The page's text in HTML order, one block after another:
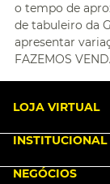
o tempo de
de tabuleiro da
apresentar
FAZEMOS
LOJA VIRTUAL
INSTITUCIONAL
NEGÓCIOS